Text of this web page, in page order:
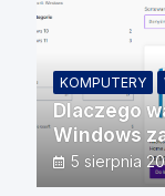
KOMPUTERY
Dlaczego
Windows
5 sierpnia